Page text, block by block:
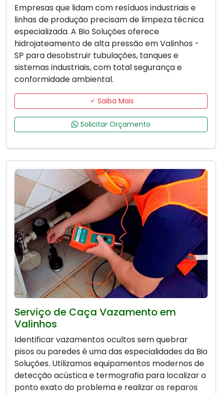
Empresas que lidam com resíduos industriais e
linhas de produção precisam de limpeza técnica
especializada. A Bio Soluções oferece
hidrojateamento de alta pressão em Valinhos -
SP para desobstruir tubulações, tanques e
sistemas industriais, com total segurança e
conformidade ambiental.
Saiba Mais
Solicitar Orçamento
Serviço de Caça Vazamento em
Valinhos
Identificar vazamentos ocultos sem quebrar
pisos ou paredes é uma das especialidades da Bio
Soluções. Utilizamos equipamentos modernos de
detecção acústica e termografia para localizar o
ponto exato do problema e realizar os reparos